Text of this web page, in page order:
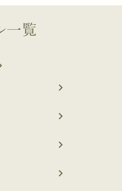
一覧
navigate_next
navigate_next
navigate_next
navigate_next